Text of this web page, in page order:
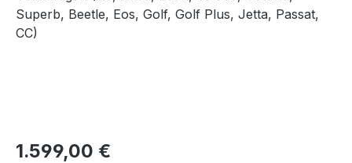
Regulärer Preis:
1.599,00 €